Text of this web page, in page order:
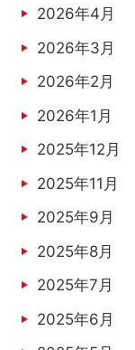
2026年4月
2026年3月
2026年2月
2026年1月
2025年12月
2025年11月
2025年9月
2025年8月
2025年7月
2025年6月